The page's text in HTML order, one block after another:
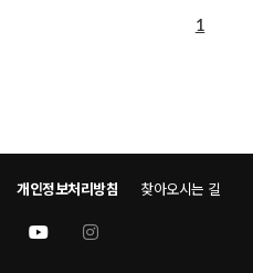
1
개인정보처리방침 찾아오시는 길